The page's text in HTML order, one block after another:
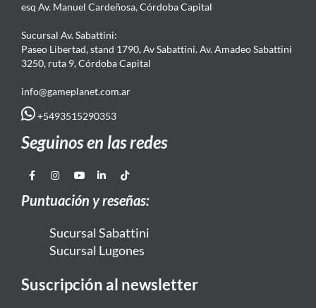
esq Av. Manuel Cardeñosa, Córdoba Capital
Sucursal Av. Sabattini:
Paseo Libertad, stand 1790, Av Sabattini. Av. Amadeo Sabattini
3250, ruta 9, Córdoba Capital
info@gameplanet.com.ar
+5493515290353
Seguinos en las redes
Puntuación y reseñas:
Sucursal Sabattini
Sucursal Lugones
Suscripción al newsletter